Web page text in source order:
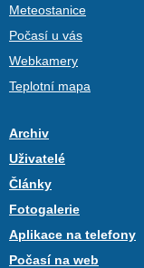
Meteostanice
Počasí u vás
Webkamery
Teplotní mapa
Archiv
Uživatelé
Články
Fotogalerie
Aplikace na telefony
Počasí na web